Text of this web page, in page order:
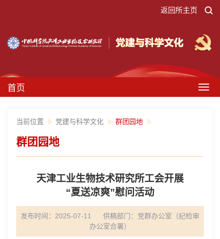
返回所主页
首页
当前位置 党建与科学文化 群团园地
群团园地
天津工业生物技术研究所工会开展
“夏送凉爽”慰问活动
发布时间：2025-07-11 供稿部门： 党群办公室（纪检审
办公室合署）